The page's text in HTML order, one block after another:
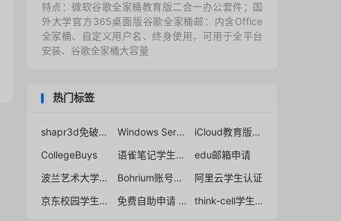
特点：微软谷歌全家桶教育版二合一办公套件；国
外大学官方365桌面版谷歌全家桶邮：内含Office
全家桶、自定义用户名、终身使用，可用于全平台
安装、谷歌全家桶大容量
热门标签
shapr3d免破解版ios官方获取 Windows Server 2016
iCloud教育版永久申请
CollegeBuys
语雀笔记学生会员
edu邮箱申请
波兰艺术大学edu邮箱
Bohrium账号申请
阿里云学生认证
京东校园学生认证
免费自助申请 Microsoft 365 A5教育版 think-cell学生许可证